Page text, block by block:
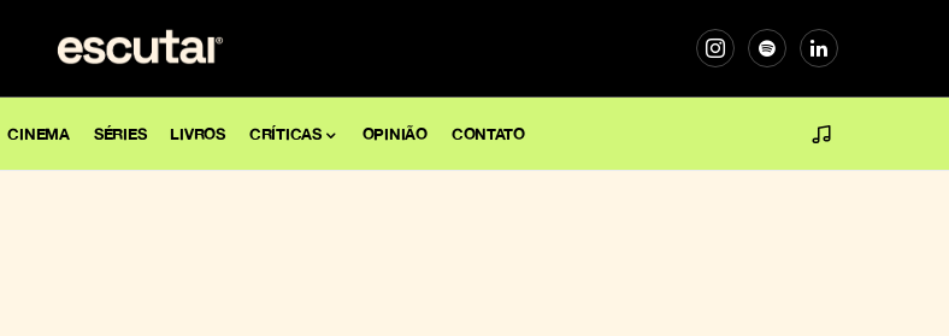
CINEMA SÉRIES LIVROS CRÍTICAS OPINIÃO CONTATO